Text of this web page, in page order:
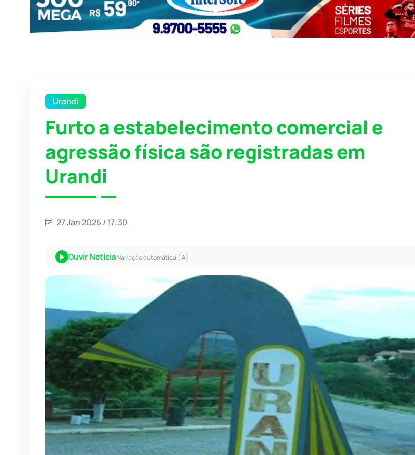
Urandi
Furto a estabelecimento comercial e
agressão física são registradas em
Urandi
27 Jan 2026 / 17:30
Ouvir NotíciaNarração automática (IA)